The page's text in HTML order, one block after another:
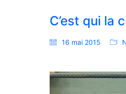
C’est qui la
16 mai 2015